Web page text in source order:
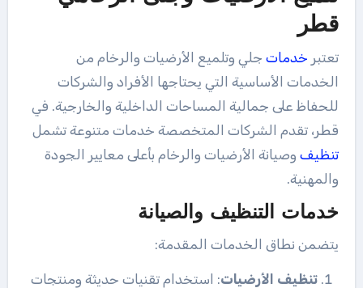
قطر
تعتبر خدماتجلي وتلميع الأرضيات والرخام من
الخدمات الأساسية التي يحتاجها الأفراد والشركات
للحفاظ على جمالية المساحات الداخلية والخارجية. في
قطر، تقدم الشركات المتخصصة خدمات متنوعة تشمل
تنظيفوصيانة الأرضيات والرخام بأعلى معايير الجودة
والمهنية.
خدمات التنظيف والصيانة
يتضمن نطاق الخدمات المقدمة:
تنظيف الأرضيات: استخدام تقنيات حديثة ومنتجات